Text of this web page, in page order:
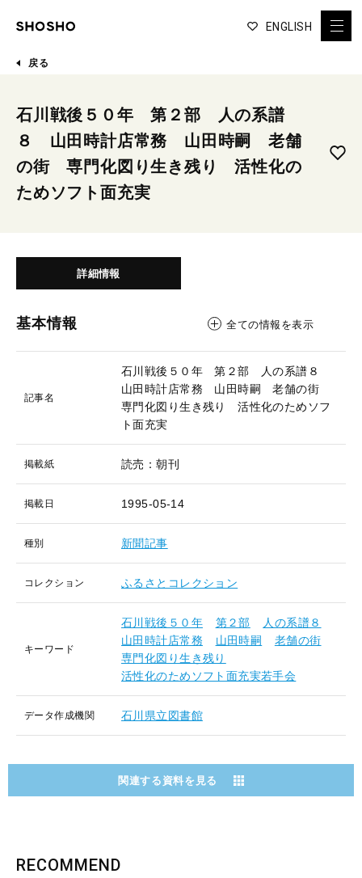
ENGLISH
戻る
石川戦後５０年 第２部 人の系譜
８ 山田時計店常務 山田時嗣 老舗
の街 専門化図り生き残り 活性化の
ためソフト面充実
詳細情報
基本情報 全ての情報を表示
記事名
石川戦後５０年 第２部 人の系譜８
山田時計店常務 山田時嗣 老舗の街
専門化図り生き残り 活性化のためソフ
ト面充実
掲載紙 読売：朝刊
掲載日 1995-05-14
種別 新聞記事
コレクション ふるさとコレクション
キーワード
石川戦後５０年 第２部
人の系譜８
山田時計店常務
山田時嗣
老舗の街
専門化図り生き残り
活性化のためソフト面充実若手会
データ作成機関 石川県立図書館
関連する資料を見る
RECOMMEND